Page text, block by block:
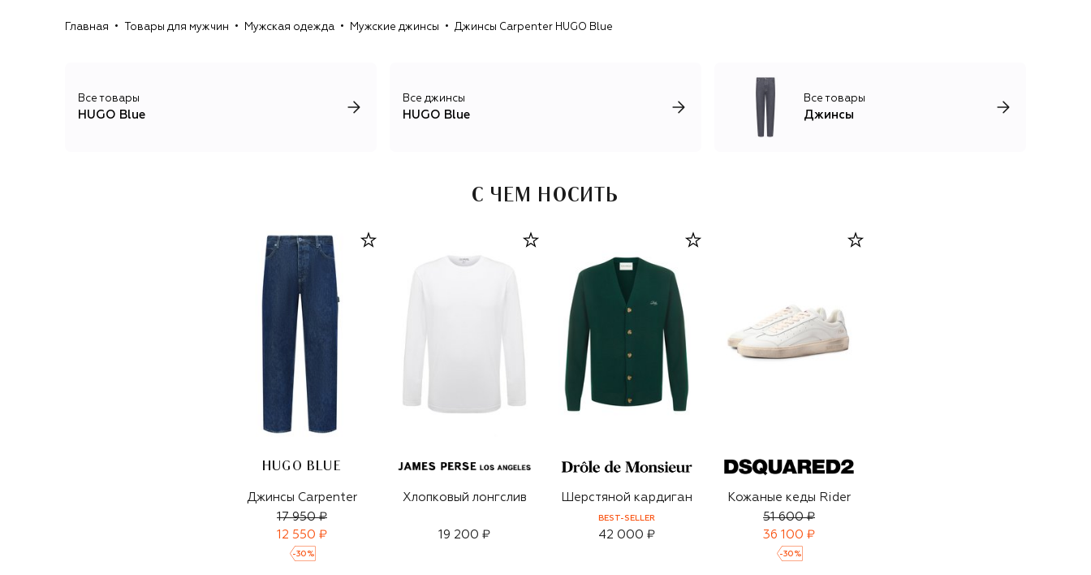
Главная Товары для мужчин Мужская одежда Мужские джинсы Джинсы Carpenter HUGO Blue
Все товары
HUGO Blue
Все джинсы
HUGO Blue
Все товары
Джинсы
С ЧЕМ НОСИТЬ
HUGO BLUE
Джинсы Carpenter
17 950 ₽
12 550 ₽
-30 %
Хлопковый лонгслив
19 200 ₽
Шерстяной кардиган
BEST-SELLER
42 000 ₽
Кожаные кеды Rider
51 600 ₽
36 100 ₽
-30 %